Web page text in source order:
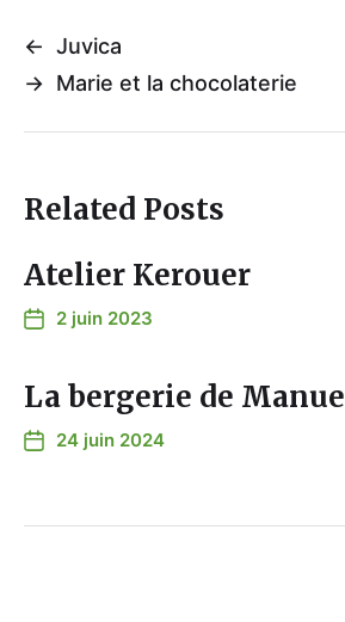
← Juvica
→ Marie et la chocolaterie
Related Posts
Atelier Kerouer
2 juin 2023
La bergerie de Manue
24 juin 2024